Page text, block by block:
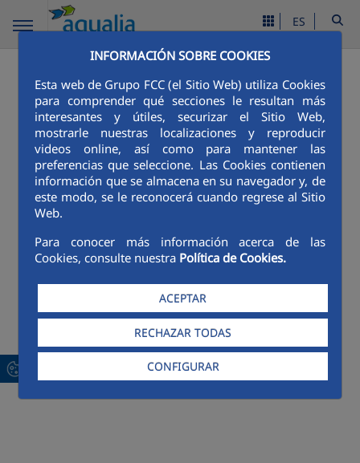
INFORMACIÓN SOBRE COOKIES
Esta web de Grupo FCC (el Sitio Web) utiliza Cookies
para comprender qué secciones le resultan más
interesantes y útiles, securizar el Sitio Web,
mostrarle nuestras localizaciones y reproducir
videos online, así como para mantener las
preferencias que seleccione. Las Cookies contienen
información que se almacena en su navegador y, de
este modo, se le reconocerá cuando regrese al Sitio
Web.
Para conocer más información acerca de las
Cookies, consulte nuestra Política de Cookies.
ACEPTAR
RECHAZAR TODAS
CONFIGURAR
ES